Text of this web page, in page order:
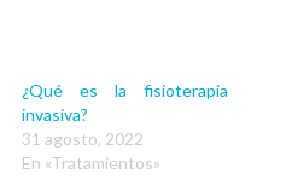
¿Qué es la fisioterapia
invasiva?
31 agosto, 2022
En «Tratamientos»